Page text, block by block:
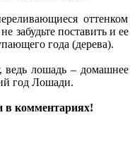
оттенком
поставить и
года (дерева).
ведь лошадь –
год Лошади.
в комментариях!